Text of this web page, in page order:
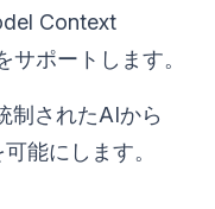
Context
ポートします。
制されたAIから
能にします。